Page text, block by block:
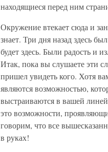
находящиеся перед ним
Окружение втекает сюда и
знает. Три дня назад здесь
будет здесь. Были радость и
Итак, пока вы слушаете эти
пришел увидеть кого. Хотя
являются возможностью,
выстраиваются в вашей
это возможности,
говорим, что все
в руках!